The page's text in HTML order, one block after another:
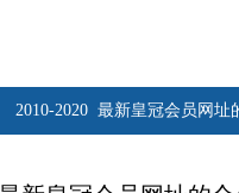
2010-2020 最新皇冠会员网址